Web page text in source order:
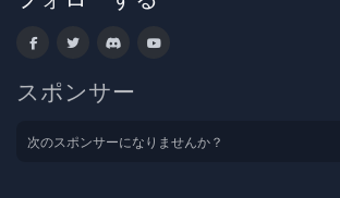
スポンサー
次のスポンサーになりませんか？